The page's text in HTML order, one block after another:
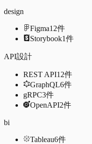
design
Figma12件
Storybook1件
API設計
REST API12件
GraphQL6件
gRPC3件
OpenAPI2件
bi
Tableau6件